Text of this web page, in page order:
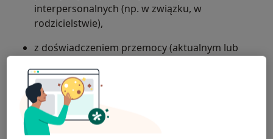
interpersonalnych (np. w związku, w
rodzicielstwie),
z doświadczeniem przemocy (aktualnym lub
chcące poprawić jakość swojego funkcjonowania
emocjonalnego i psychicznego.
dzieci z trudnościami rozwojowo-emocjonalnymi,
Prowadzę również konsultacje dla rodziców i
opiekunów w zakresie prawidłowego rozwoju
psychomotorycznego niemowląt i dzieci, a także w
obszarze trudności wychowawczych.